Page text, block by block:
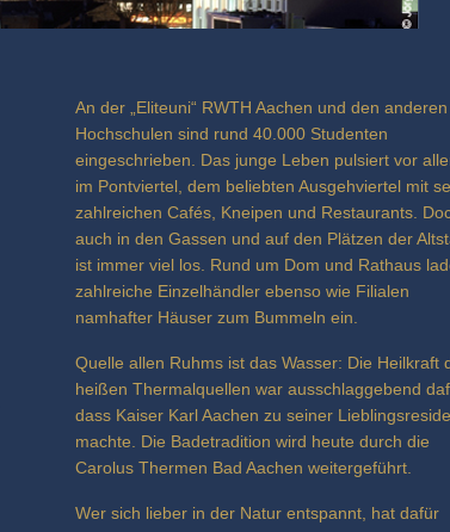
An der „Eliteuni“ RWTH Aachen und den anderen
Hochschulen sind rund 40.000 Studenten
eingeschrieben. Das junge Leben pulsiert vor
im Pontviertel, dem beliebten Ausgehviertel mit
zahlreichen Cafés, Kneipen und Restaurants.
auch in den Gassen und auf den Plätzen der
ist immer viel los. Rund um Dom und Rathaus
zahlreiche Einzelhändler ebenso wie Filialen
namhafter Häuser zum Bummeln ein.
Quelle allen Ruhms ist das Wasser: Die Heilkraft
heißen Thermalquellen war ausschlaggebend
dass Kaiser Karl Aachen zu seiner
machte. Die Badetradition wird heute durch die
Carolus Thermen Bad Aachen weitergeführt.
Wer sich lieber in der Natur entspannt, hat dafür